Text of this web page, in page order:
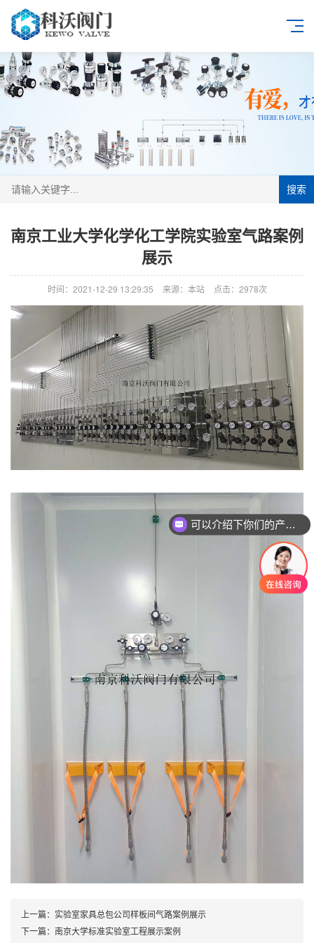
搜索
南京工业大学化学化工学院实验室气路案例
展示
时间：2021-12-29 13:29:35 来源：本站 点击：2978次
上一篇： 实验室家具总包公司样板间气路案例展示
下一篇： 南京大学标准实验室工程展示案例
可以介绍下你们的产品么